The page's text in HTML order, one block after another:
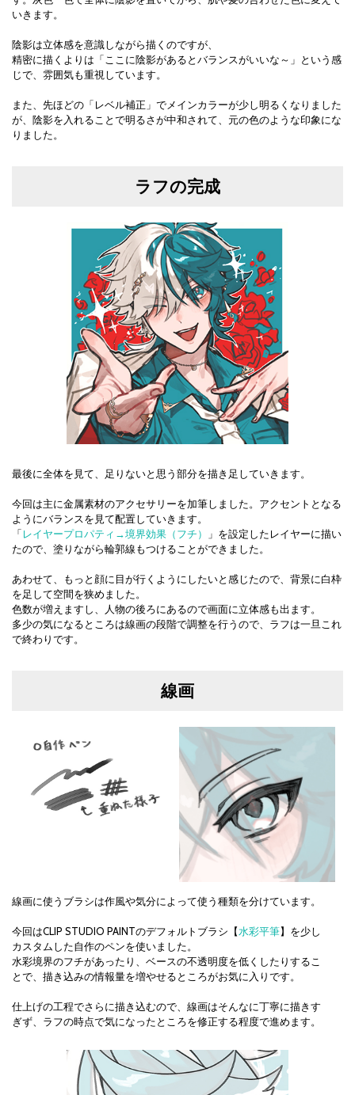
いきます。
陰影は立体感を意識しながら描くのですが、
精密に描くよりは「ここに陰影があるとバランスがいいな～」という感
じで、雰囲気も重視しています。
また、先ほどの「レベル補正」でメインカラーが少し明るくなりました
が、陰影を入れることで明るさが中和されて、元の色のような印象にな
りました。
ラフの完成
最後に全体を見て、足りないと思う部分を描き足していきます。
今回は主に金属素材のアクセサリーを加筆しました。アクセントとなる
ようにバランスを見て配置していきます。
「レイヤープロパティ→境界効果（フチ）
」を設定したレイヤーに描い
たので、塗りながら輪郭線もつけることができました。
あわせて、もっと顔に目が行くようにしたいと感じたので、背景に白枠
を足して空間を狭めました。
色数が増えますし、人物の後ろにあるので画面に立体感も出ます。
多少の気になるところは線画の段階で調整を行うので、ラフは一旦これ
で終わりです。
線画
線画に使うブラシは作風や気分によって使う種類を分けています。
今回はCLIP STUDIO PAINTのデフォルトブラシ【水彩平筆】を少し
カスタムした自作のペンを使いました。
水彩境界のフチがあったり、ベースの不透明度を低くしたりするこ
とで、描き込みの情報量を増やせるところがお気に入りです。
仕上げの工程でさらに描き込むので、線画はそんなに丁寧に描きす
ぎず、ラフの時点で気になったところを修正する程度で進めます。